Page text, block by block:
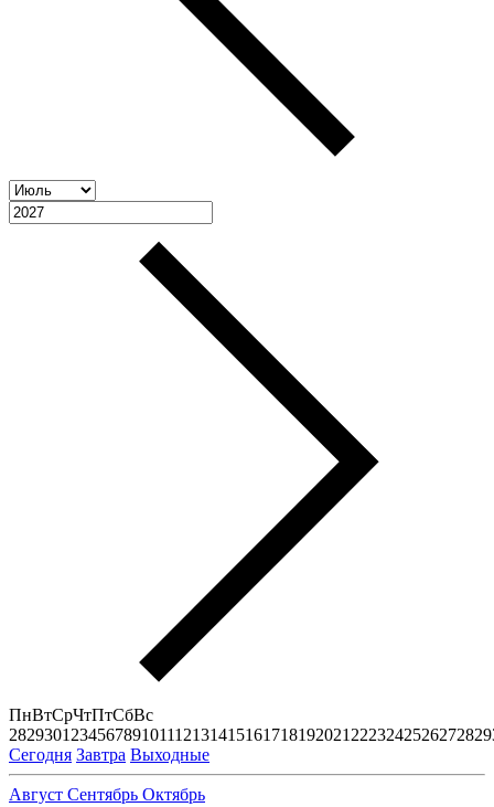
ПнВтСрЧтПтСбВс
2829301 23456789101112131415161718192021 2223242526272829
Сегодня Завтра Выходные
Август Сентябрь Октябрь